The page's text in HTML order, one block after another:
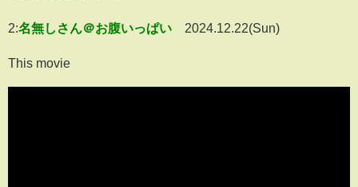
2:名無しさん＠お腹いっぱい 2024.12.22(Sun)
This movie